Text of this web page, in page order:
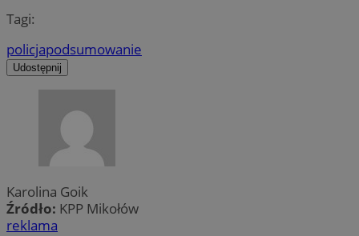
Tagi:
policjapodsumowanie
Udostępnij
Karolina Goik
Źródło: KPP Mikołów
reklama